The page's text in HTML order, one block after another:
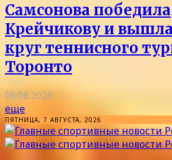
Самсонова победила
Крейчикову и
круг теннисного
Торонто
06.08.2026
еще
ПЯТНИЦА, 7 АВГУСТА, 2026